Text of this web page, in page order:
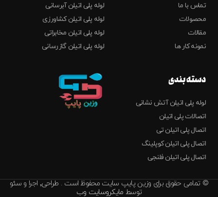
تماس با ما
محصولات
مقالات
نمونه کار ها
لوله پلی اتیلن آبرسانی
لوله پلی اتیلن کشاورزی
لوله پلی اتیلن مخابراتی
لوله پلی اتیلن گازرسانی
دسته بندی
لوله پلی اتیلن آتش نشانی
اتصالات پلی اتیلن
اتصال پلی اتیلن تی
اتصال پلی اتیلن کوپلینگ
اتصال پلی اتیلن فلنجی
© تمامی حقوق برای وزین پایپ سایت محفوظ است . طراحی٬ اجرا و سئو
توسط مایکروسایت وب